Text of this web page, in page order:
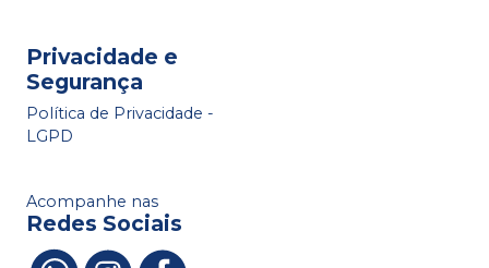
Privacidade e
Segurança
Política de Privacidade -
LGPD
Acompanhe nas
Redes Sociais